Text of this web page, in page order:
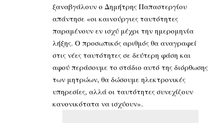
ξαναβγάλουν ο Δημήτρης Παπαστεργίου
απάντησε «οι καινούργιες ταυτότητες
παραμένουν εν ισχύ μέχρι την ημερομηνία
λήξης. Ο προσωπικός αριθμός θα αναγραφεί
στις νέες ταυτότητες σε δεύτερη φάση και
αφού περάσουμε το στάδιο αυτό της διόρθωσης
των μητρώων, θα δώσουμε ηλεκτρονικές
υπηρεσίες, αλλά οι ταυτότητες συνεχίζουν
κανονικότατα να ισχύουν».